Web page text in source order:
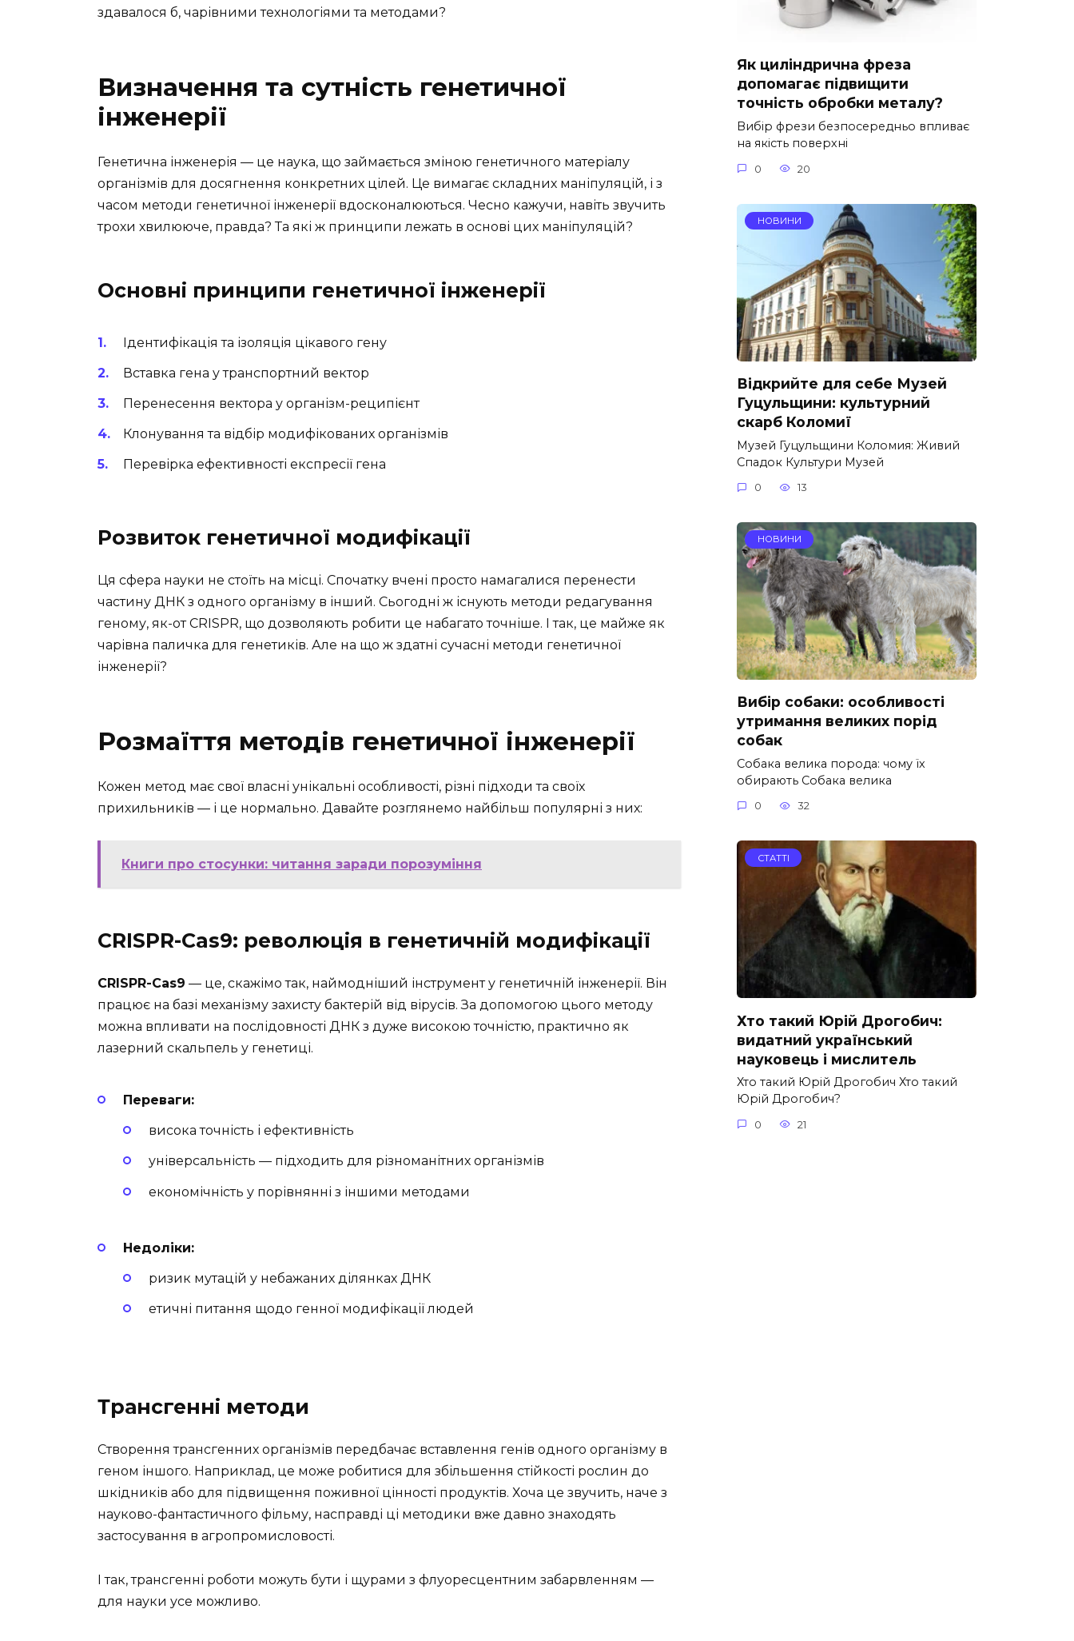
здавалося б, чарівними технологіями та методами?
Визначення та сутність генетичної
інженерії
Генетична інженерія — це наука, що займається зміною генетичного матеріалу
організмів для досягнення конкретних цілей. Це вимагає складних маніпуляцій, і з
часом методи генетичної інженерії вдосконалюються. Чесно кажучи, навіть звучить
трохи хвилююче, правда? Та які ж принципи лежать в основі цих маніпуляцій?
Основні принципи генетичної інженерії
Ідентифікація та ізоляція цікавого гену
Вставка гена у транспортний вектор
Перенесення вектора у організм-реципієнт
Клонування та відбір модифікованих організмів
Перевірка ефективності експресії гена
Розвиток генетичної модифікації
Ця сфера науки не стоїть на місці. Спочатку вчені просто намагалися перенести
частину ДНК з одного організму в інший. Сьогодні ж існують методи редагування
геному, як-от CRISPR, що дозволяють робити це набагато точніше. І так, це майже як
чарівна паличка для генетиків. Але на що ж здатні сучасні методи генетичної
інженерії?
Розмаїття методів генетичної інженерії
Кожен метод має свої власні унікальні особливості, різні підходи та своїх
прихильників — і це нормально. Давайте розглянемо найбільш популярні з них:
Книги про стосунки: читання заради порозуміння
CRISPR-Cas9: революція в генетичній модифікації
CRISPR-Cas9 — це, скажімо так, наймодніший інструмент у генетичній інженерії. Він
працює на базі механізму захисту бактерій від вірусів. За допомогою цього методу
можна впливати на послідовності ДНК з дуже високою точністю, практично як
лазерний скальпель у генетиці.
Переваги:
висока точність і ефективність
універсальність — підходить для різноманітних організмів
економічність у порівнянні з іншими методами
Недоліки:
ризик мутацій у небажаних ділянках ДНК
етичні питання щодо генної модифікації людей
Трансгенні методи
Створення трансгенних організмів передбачає вставлення генів одного організму в
геном іншого. Наприклад, це може робитися для збільшення стійкості рослин до
шкідників або для підвищення поживної цінності продуктів. Хоча це звучить, наче з
науково-фантастичного фільму, насправді ці методики вже давно знаходять
застосування в агропромисловості.
І так, трансгенні роботи можуть бути і щурами з флуоресцентним забарвленням —
для науки усе можливо.
Як циліндрична фреза
допомагає підвищити
точність обробки металу?
Вибір фрези безпосередньо впливає
на якість поверхні
0 20
НОВИНИ
Відкрийте для себе Музей
Гуцульщини: культурний
скарб Коломиї
Музей Гуцульщини Коломия: Живий
Спадок Культури Музей
0 13
НОВИНИ
Вибір собаки: особливості
утримання великих порід
собак
Собака велика порода: чому їх
обирають Собака велика
0 32
СТАТТІ
Хто такий Юрій Дрогобич:
видатний український
науковець і мислитель
Хто такий Юрій Дрогобич Хто такий
Юрій Дрогобич?
0 21